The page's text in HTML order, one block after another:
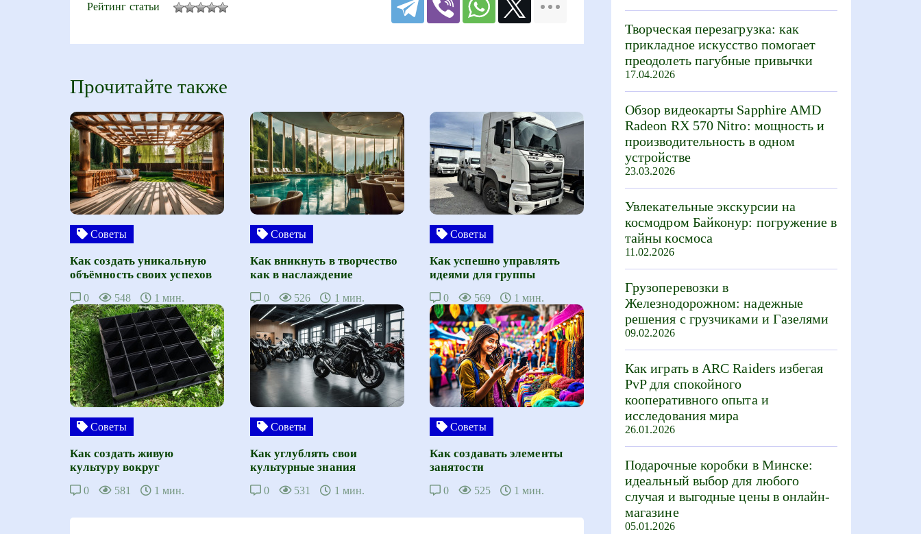
Рейтинг статьи
Прочитайте также
Советы
Как создать уникальную
объёмность своих успехов
0 548 1 мин.
Советы
Как вникнуть в творчество
как в наслаждение
0 526 1 мин.
Советы
Как успешно управлять
идеями для группы
0 569 1 мин.
Советы
Как создать живую
культуру вокруг
0 581 1 мин.
Советы
Как углублять свои
культурные знания
0 531 1 мин.
Советы
Как создавать элементы
занятости
0 525 1 мин.
Творческая перезагрузка: как
прикладное искусство помогает
преодолеть пагубные привычки
17.04.2026
Обзор видеокарты Sapphire AMD
Radeon RX 570 Nitro: мощность и
производительность в одном
устройстве
23.03.2026
Увлекательные экскурсии на
космодром Байконур: погружение в
тайны космоса
11.02.2026
Грузоперевозки в
Железнодорожном: надежные
решения с грузчиками и Газелями
09.02.2026
Как играть в ARC Raiders избегая
PvP для спокойного
кооперативного опыта и
исследования мира
26.01.2026
Подарочные коробки в Минске:
идеальный выбор для любого
случая и выгодные цены в онлайн-
магазине
05.01.2026